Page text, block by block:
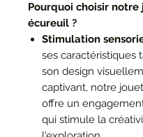
Pourquoi choisir notre
écureuil ?
Stimulation
ses caractéristiques
son design
captivant, notre
offre un
qui stimule la